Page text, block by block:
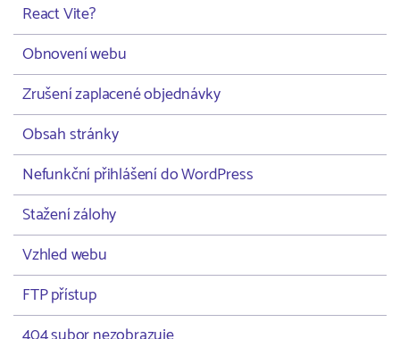
React Vite?
Obnovení webu
Zrušení zaplacené objednávky
Obsah stránky
Nefunkční přihlášení do WordPress
Stažení zálohy
Vzhled webu
FTP přístup